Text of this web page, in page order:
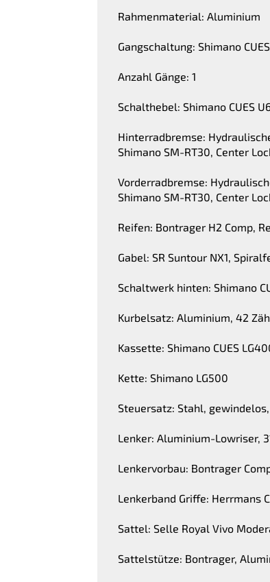
Rahmenmaterial: Aluminium
Gangschaltung: Shimano
Anzahl Gänge: 1
Schalthebel: Shimano CUES
Hinterradbremse:
Shimano SM-RT30, Center
Vorderradbremse:
Shimano SM-RT30, Center
Reifen: Bontrager H2 Comp,
Gabel: SR Suntour NX1,
Schaltwerk hinten: Shimano
Kurbelsatz: Aluminium, 42
Kassette: Shimano CUES
Kette: Shimano LG500
Steuersatz: Stahl, gewindelos,
Lenker: Aluminium-Lowriser,
Lenkervorbau: Bontrager
Lenkerband Griffe: Herrmans
Sattel: Selle Royal Vivo
Sattelstütze: Bontrager,